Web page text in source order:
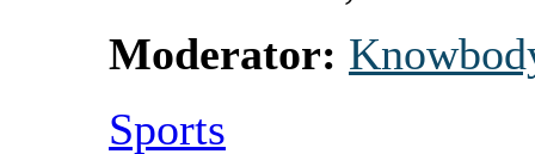
Moderator:
Sports